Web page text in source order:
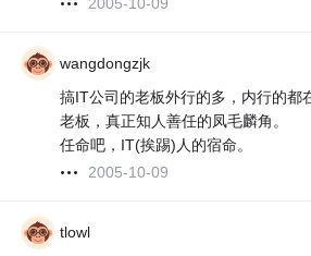
2005-10-09
wangdongzjk
搞IT公司的老板外行的多，内行的都
老板，真正知人善任的凤毛麟角。
任命吧，IT(挨踢)人的宿命。
2005-10-09
tlowl